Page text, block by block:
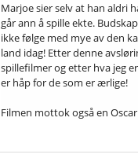
Marjoe sier selv at han aldri
går ann å spille ekte.
ikke følge med mye av den
land idag! Etter denne
spillefilmer og etter hva jeg
er håp for de som er ærlige!
Filmen mottok også en